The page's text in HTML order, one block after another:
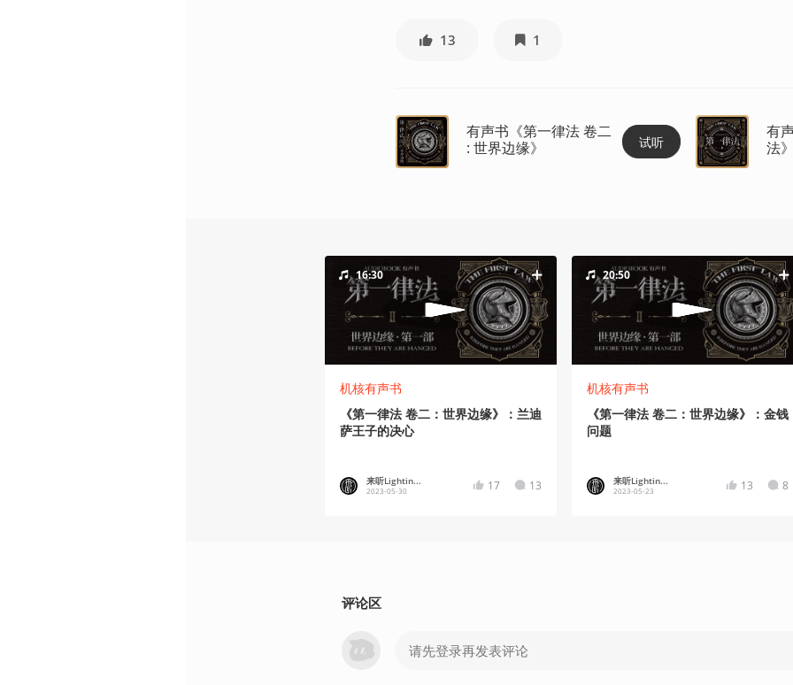
13 1
有声书《第一律法 卷二
: 世界边缘》
试听
有
法
16:30
机核有声书
《第一律法 卷二：世界边缘》：兰迪
萨王子的决心
来听Lightin...
2023-05-30 17 13
20:50
机核有声书
《第一律法 卷二：世界边缘》：金钱
问题
来听Lightin...
2023-05-23 13 8
评论区